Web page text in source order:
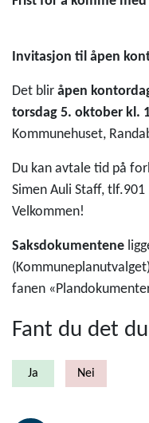
Invitasjon til åpen
Det blir åpen
torsdag 5. oktober kl.
Kommunehuset,
Du kan avtale tid på
Simen Auli Staff, tlf.901
Velkommen!
Saksdokumentene
fanen
Fant du det